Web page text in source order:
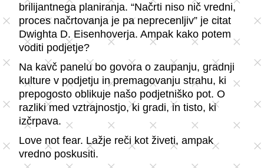
brilijantnega planiranja. “Načrti niso nič vredni,
proces načrtovanja je pa neprecenljiv” je citat
Dwighta D. Eisenhoverja. Ampak kako potem
voditi podjetje?
Na kavč panelu bo govora o zaupanju, gradnji
kulture v podjetju in premagovanju strahu, ki
prepogosto oblikuje našo podjetniško pot. O
razliki med vztrajnostjo, ki gradi, in tisto, ki
izčrpava.
Love not fear. Lažje reči kot živeti, ampak
vredno poskusiti.